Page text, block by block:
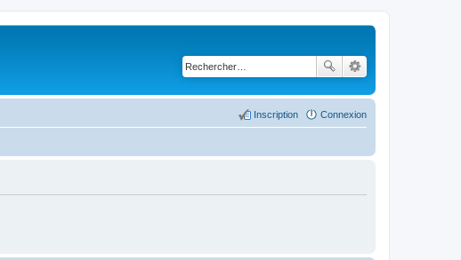
Connexion
Inscription